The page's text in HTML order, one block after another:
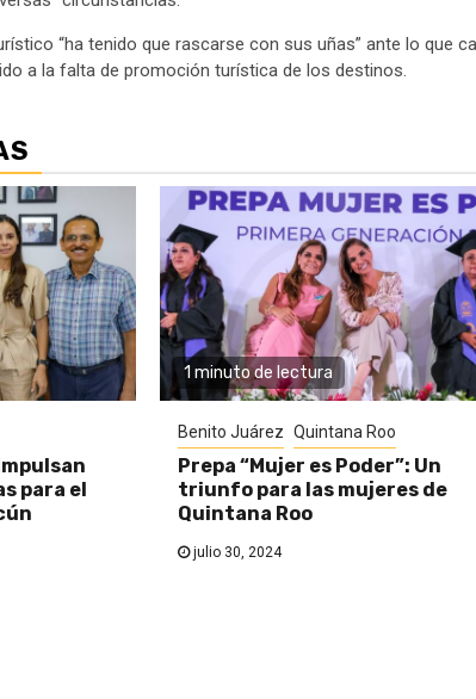
“ha tenido que rascarse con sus uñas” ante lo que
a la falta de promoción turística de los destinos.
para el
1 minuto de lectura
Benito Juárez Quintana Roo
Prepa “Mujer es Poder”: Un
triunfo para las mujeres de
Quintana Roo
julio 30, 2024